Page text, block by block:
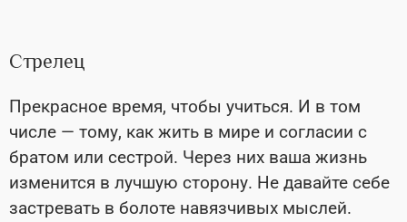
Стрелец
Прекрасное время, чтобы учиться. И в том
числе — тому, как жить в мире и согласии с
братом или сестрой. Через них ваша жизнь
изменится в лучшую сторону. Не давайте себе
застревать в болоте навязчивых мыслей.